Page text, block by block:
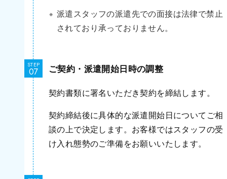
派遣スタッフの派遣先での面接は法律で禁止
されており承っておりません。
STEP ご契約・派遣開始日時の調整
契約書類に署名いただき契約を締結します。
契約締結後に具体的な派遣開始日についてご相
談の上で決定します。お客様ではスタッフの受
け入れ態勢のご準備をお願いいたします。